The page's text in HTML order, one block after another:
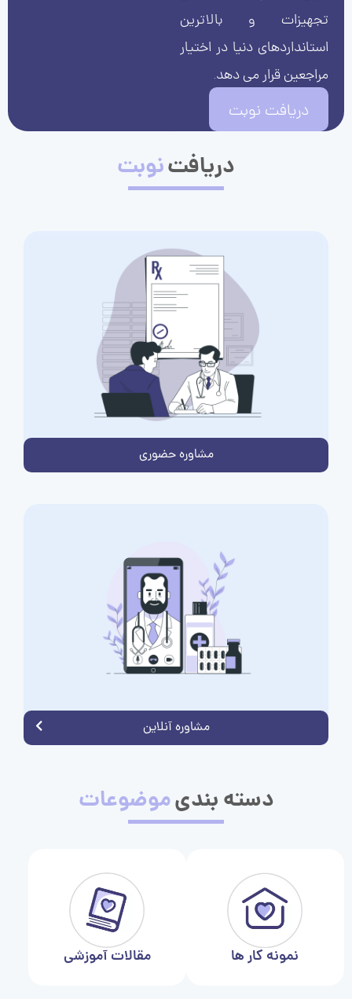
تجهیزات و بالاترین
استانداردهای دنیا در اختیار
مراجعین قرار می دهد.
دریافت نوبت
دریافتنوبت
مشاوره حضوری
مشاوره آنلاین
دسته بندیموضوعات
نمونه کار ها مقالات آموزشی